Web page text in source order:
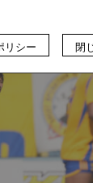
リシー 閉